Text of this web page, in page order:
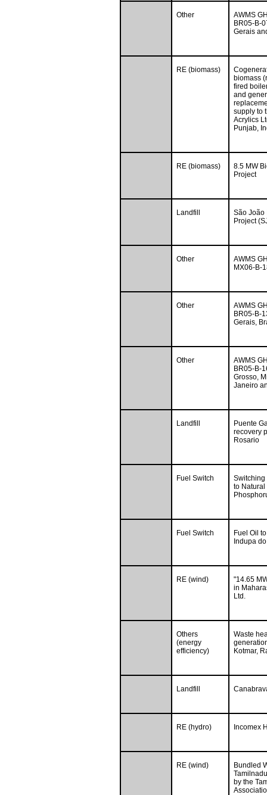
Other
AWMS
BR05-B-
Gerais
RE (biomass)
biomass
fired
and
supply to
Acrylics
Punjab,
RE (biomass)
8.5 MW
Project
Landfill
São João
Project
Other
AWMS
MX06-B-
Other
AWMS
BR05-B-
Gerais,
Other
AWMS
BR05-B-
Grosso,
Janeiro
Landfill
Puente
recovery
Rosario
Fuel Switch
Switching
to Natural
Fuel Switch
Fuel Oil
Indupa
RE (wind)
"14.65
in
Ltd.
Others
(energy
efficiency)
Waste
Kotmar,
Landfill
RE (hydro) Incomex
RE (wind)
Bundled
by the